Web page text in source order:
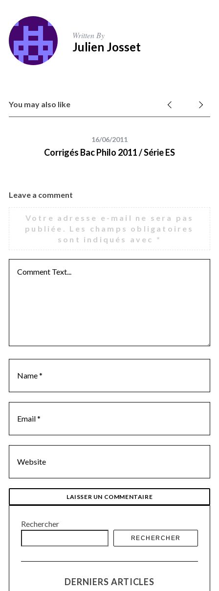
Written By
Julien Josset
You may also like
16/06/2011
Corrigés Bac Philo 2011 / Série ES
Leave a comment
Votre adresse e-mail ne sera pas
publiée. Les champs obligatoires
sont indiqués avec *
Rechercher
RECHERCHER
DERNIERS ARTICLES
e
a
h